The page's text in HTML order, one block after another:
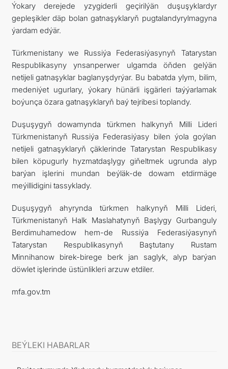
Ýokary derejede yzygiderli geçirilýän duşuşyklardyr
gepleşikler däp bolan gatnaşyklaryň pugtalandyrylmagyna
ýardam edýär.
Türkmenistany we Russiýa Federasiýasynyň Tatarystan
Respublikasyny ynsanperwer ulgamda öňden gelýän
netijeli gatnaşyklar baglanyşdyrýar. Bu babatda ylym, bilim,
medeniýet ugurlary, ýokary hünärli işgärleri taýýarlamak
boýunça özara gatnaşyklaryň baý tejribesi toplandy.
Duşuşygyň dowamynda türkmen halkynyň Milli Lideri
Türkmenistanyň Russiýa Federasiýasy bilen ýola goýlan
netijeli gatnaşyklaryň çäklerinde Tatarystan Respublikasy
bilen köpugurly hyzmatdaşlygy giňeltmek ugrunda alyp
barýan işlerini mundan beýläk-de dowam etdirmäge
meýillidigini tassyklady.
Duşuşygyň ahyrynda türkmen halkynyň Milli Lideri,
Türkmenistanyň Halk Maslahatynyň Başlygy Gurbanguly
Berdimuhamedow hem-de Russiýa Federasiýasynyň
Tatarystan Respublikasynyň Baştutany Rustam
Minnihanow birek-birege berk jan saglyk, alyp barýan
döwlet işlerinde üstünlikleri arzuw etdiler.
mfa.gov.tm
BEÝLEKI HABARLAR